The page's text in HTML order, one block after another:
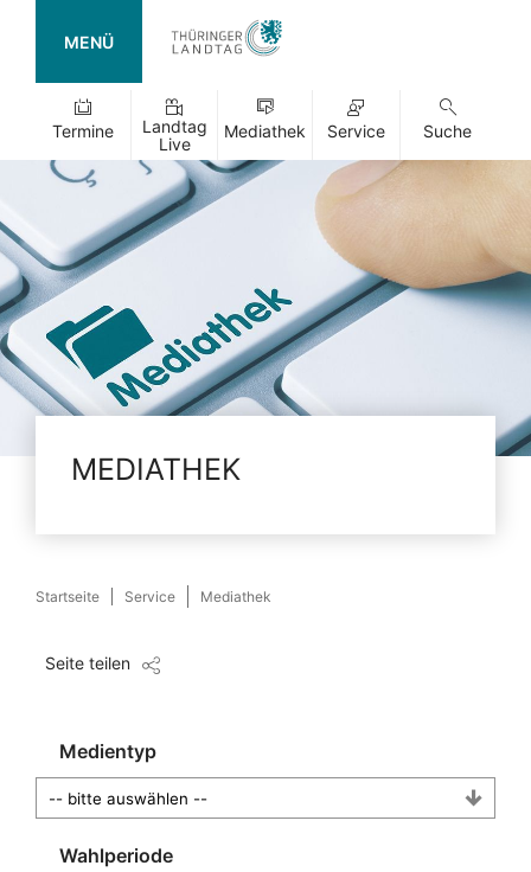
MENÜ
Termine
Landtag
Live
Mediathek Service Suche
MEDIATHEK
Startseite Service Mediathek
Seite teilen
Medientyp
Wahlperiode